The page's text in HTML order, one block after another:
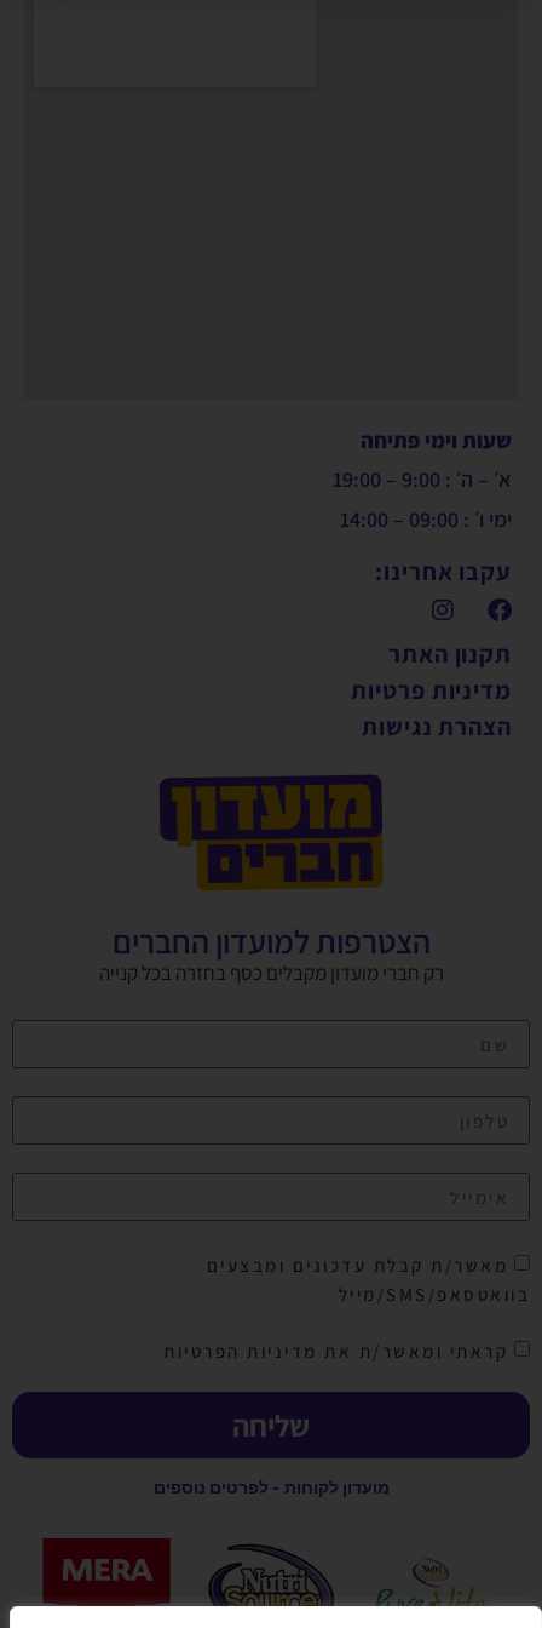
שעות וימי פתיחה
א׳ – ה׳ : 9:00 – 19:00
ימי ו׳ : 09:00 – 14:00
עקבו אחרינו:
תקנון האתר
מדיניות פרטיות
הצהרת נגישות
הצטרפות למועדון החברים
רק חברי מועדון מקבלים כסף בחזרה בכל קנייה
מאשר/ת קבלת עדכונים ומבצעים
בוואטסאפ/SMS/מייל
קראתי ומאשר/ת את מדיניות הפרטיות
שליחה
מועדון לקוחות - לפרטים נוספים